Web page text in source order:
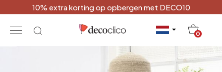
10% extra korting op opbergen met DECO10
0